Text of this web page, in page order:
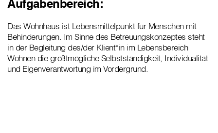
Aufgabenbereich:
Das Wohnhaus ist Lebensmittelpunkt für Menschen mit
Behinderungen. Im Sinne des Betreuungskonzeptes steht
in der Begleitung des/der Klient*in im Lebensbereich
Wohnen die größtmögliche Selbstständigkeit, Individualität
und Eigenverantwortung im Vordergrund.